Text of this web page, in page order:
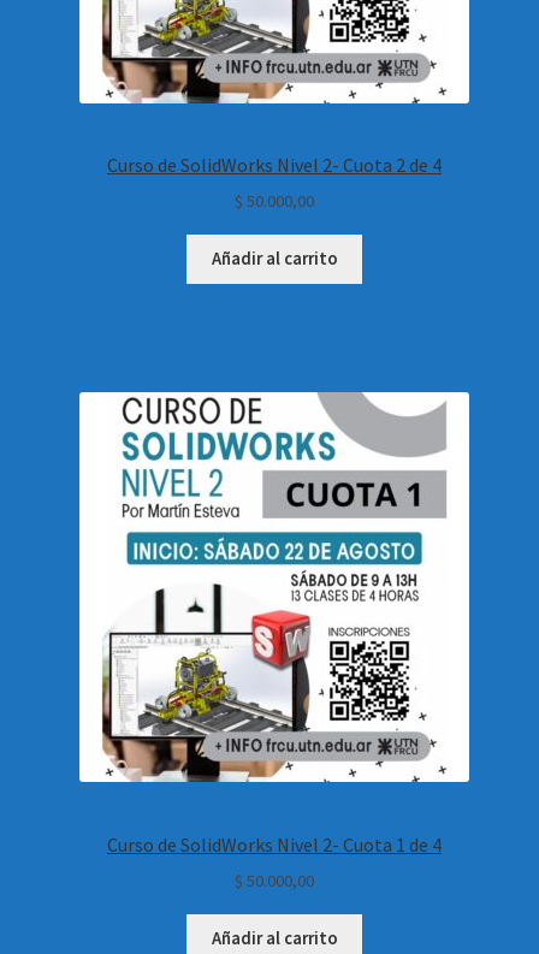
Curso de SolidWorks Nivel 2- Cuota 2 de 4
$ 50.000,00
Añadir al carrito
Curso de SolidWorks Nivel 2- Cuota 1 de 4
$ 50.000,00
Añadir al carrito